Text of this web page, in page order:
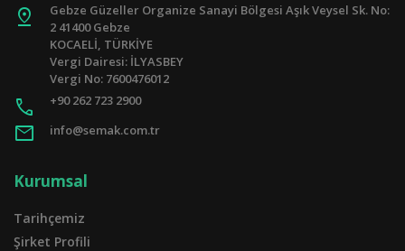
pin_drop
Gebze Güzeller Organize Sanayi Bölgesi Aşık Veysel Sk. No:
2 41400 Gebze
KOCAELİ, TÜRKİYE
Vergi Dairesi: İLYASBEY
Vergi No: 7600476012
call +90 262 723 2900
mail info@semak.com.tr
Kurumsal
Tarihçemiz
Şirket Profili